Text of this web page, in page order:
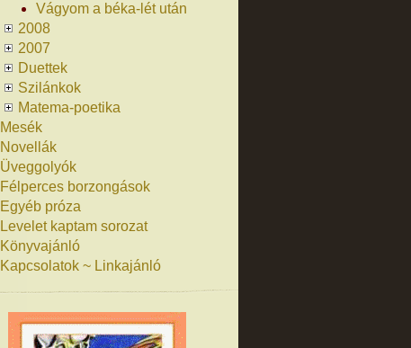
Vágyom a béka-lét után
2008
2007
Duettek
Szilánkok
Matema-poetika
Mesék
Novellák
Üveggolyók
Félperces borzongások
Egyéb próza
Levelet kaptam sorozat
Könyvajánló
Kapcsolatok ~ Linkajánló